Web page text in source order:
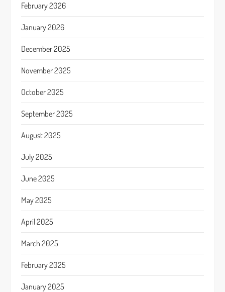
February 2026
January 2026
December 2025
November 2025
October 2025
September 2025
August 2025
July 2025
June 2025
May 2025
April 2025
March 2025
February 2025
January 2025